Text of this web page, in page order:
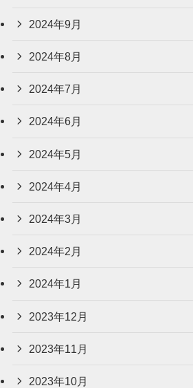
2024年9月
2024年8月
2024年7月
2024年6月
2024年5月
2024年4月
2024年3月
2024年2月
2024年1月
2023年12月
2023年11月
2023年10月